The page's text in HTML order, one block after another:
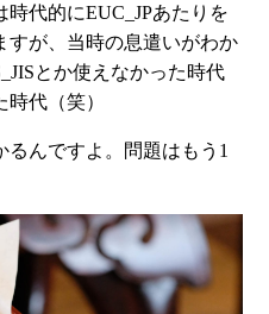
代的にEUC_JPあたりを
すが、当時の息遣いがわか
とか使えなかった時代
代（笑）
んですよ。問題はもう1